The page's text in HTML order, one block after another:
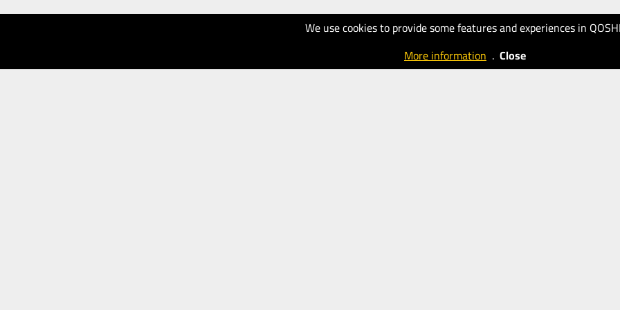
We use cookies to provide some features and experiences in
More information . Close